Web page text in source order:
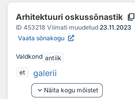
Arhitektuuri oskussõnastik content_copy
ID 453218 Viimati muudetud 23.11.2023
Vaata sõnakogu
Valdkond antiik
et
galerii
keyboard_arrow_down Näita kogu mõistet